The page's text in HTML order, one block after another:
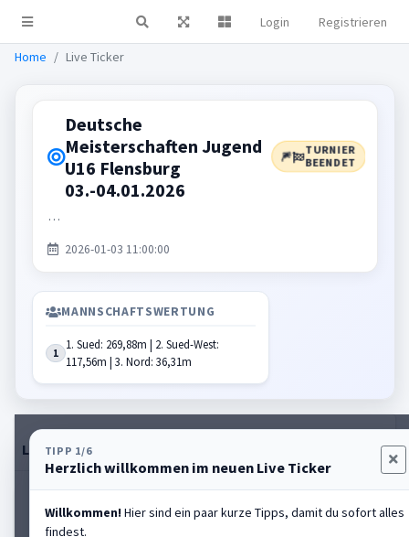
Login Registrieren
Live Ticker
Home Live Ticker
Deutsche
Meisterschaften Jugend
U16 Flensburg
03.-04.01.2026
🎆
TURNIER
BEENDET
…
2026-01-03 11:00:00
MANNSCHAFTSWERTUNG
1
1. Sued: 269,88m | 2. Sued-West:
117,56m | 3. Nord: 36,31m
TIPP 1/6
Herzlich willkommen im neuen Live Ticker
Willkommen! Hier sind ein paar kurze Tipps, damit du sofort alles
findest.
Live-Tabelle